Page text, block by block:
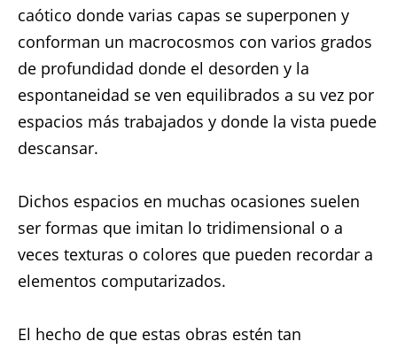
caótico donde varias capas se superponen y
conforman un macrocosmos con varios grados
de profundidad donde el desorden y la
espontaneidad se ven equilibrados a su vez por
espacios más trabajados y donde la vista puede
descansar.
Dichos espacios en muchas ocasiones suelen
ser formas que imitan lo tridimensional o a
veces texturas o colores que pueden recordar a
elementos computarizados.
El hecho de que estas obras estén tan